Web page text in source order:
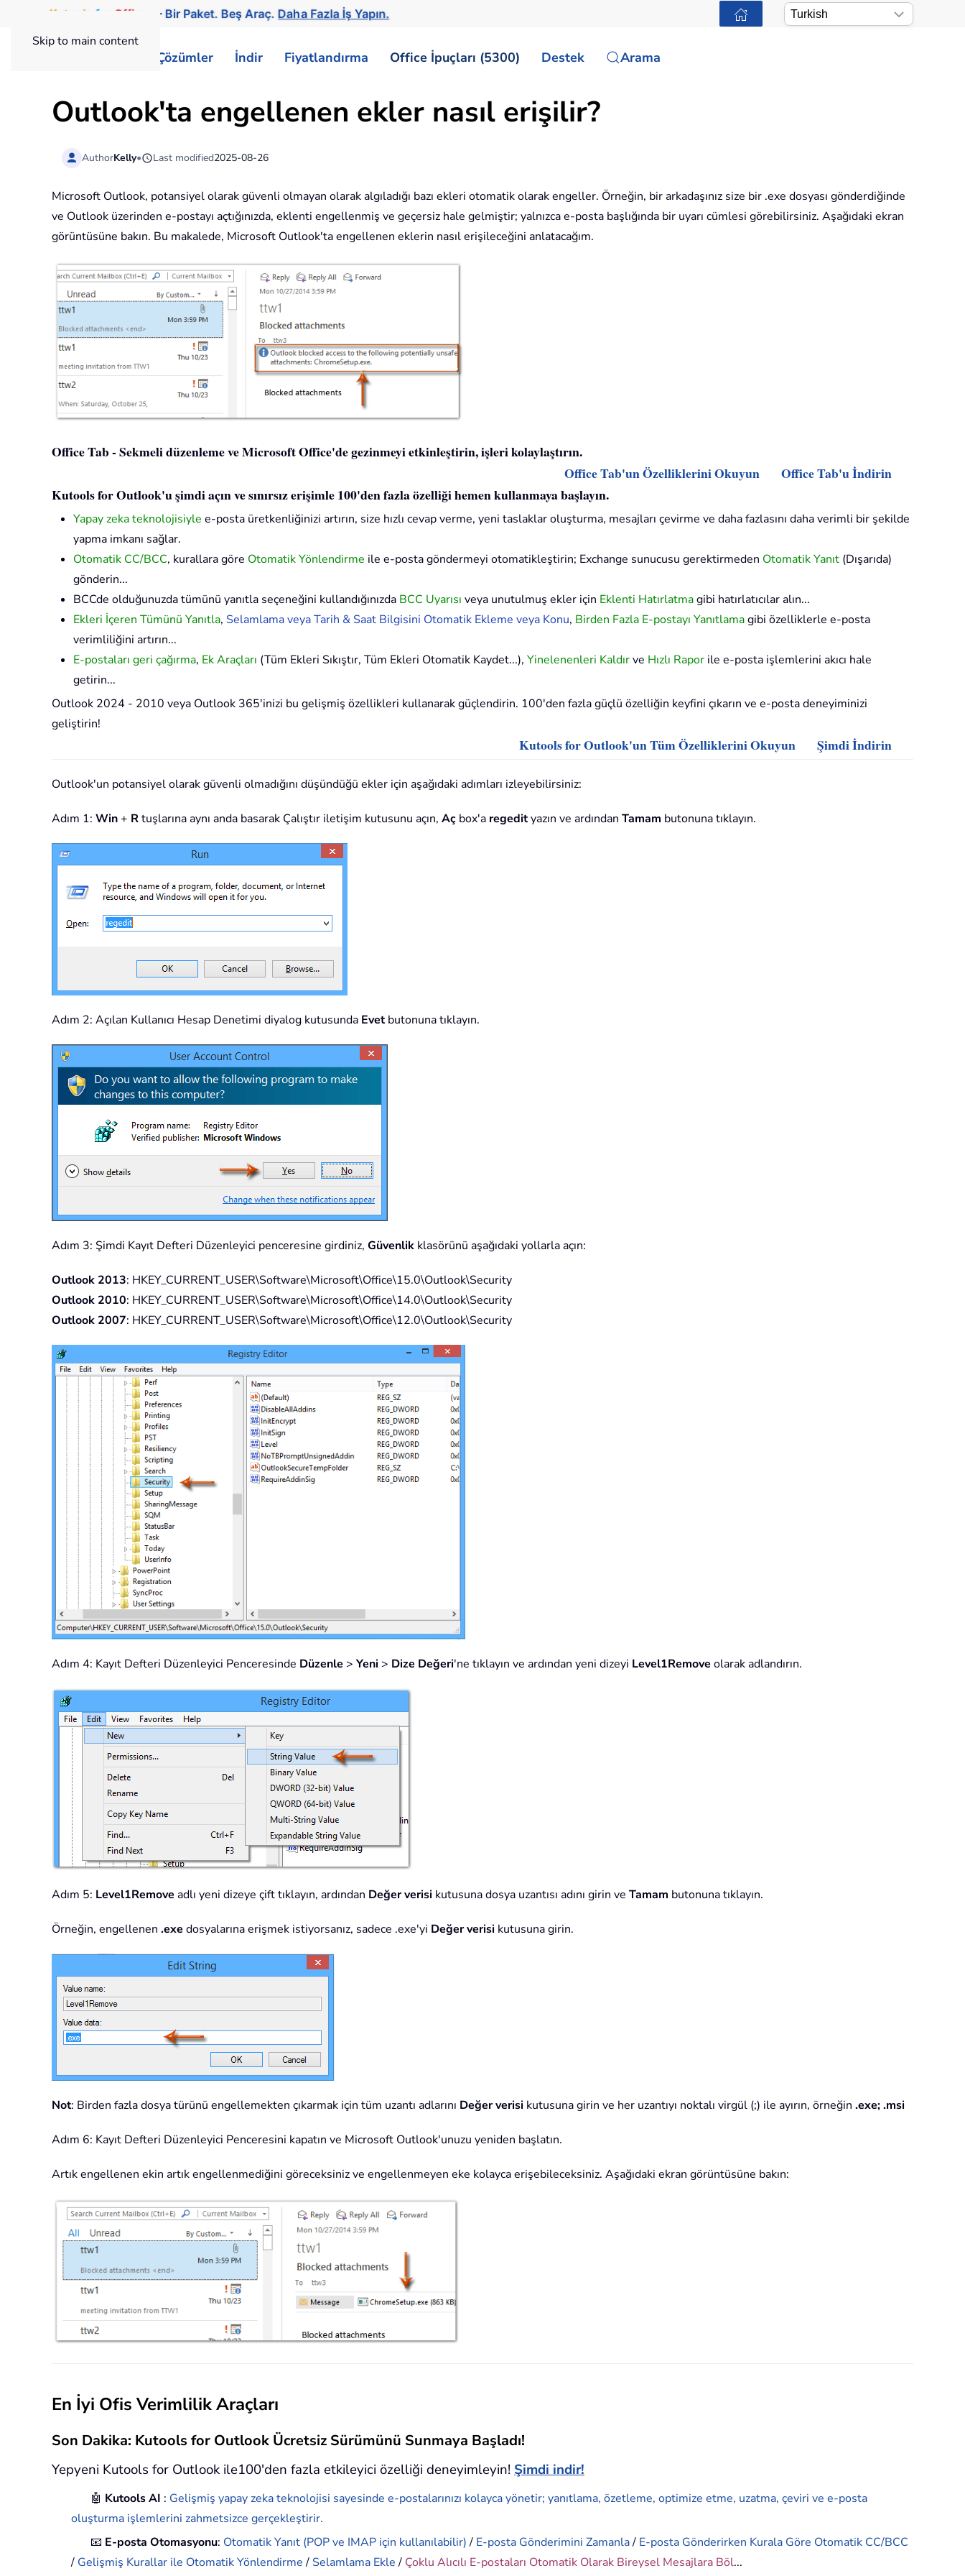
Skip to main content
Kutools for Office — Bir Paket. Beş Araç.Daha Fazla İş Yapın.
Çözümler İndir Fiyatlandırma Office İpuçları (5300) Destek Arama
Outlook'ta engellenen ekler nasıl erişilir?
AuthorKelly• Last modified2025-08-26
Microsoft Outlook, potansiyel olarak güvenli olmayan olarak algıladığı bazı ekleri otomatik olarak engeller. Örneğin, bir arkadaşınız size bir .exe dosyası gönderdiğinde
ve Outlook üzerinden e-postayı açtığınızda, eklenti engellenmiş ve geçersiz hale gelmiştir; yalnızca e-posta başlığında bir uyarı cümlesi görebilirsiniz. Aşağıdaki ekran
görüntüsüne bakın. Bu makalede, Microsoft Outlook'ta engellenen eklerin nasıl erişileceğini anlatacağım.
Office Tab - Sekmeli düzenleme ve Microsoft Office'de gezinmeyi etkinleştirin, işleri kolaylaştırın.
Office Tab'un Özelliklerini Okuyun
Office Tab'u İndirin
Kutools for Outlook'u şimdi açın ve sınırsız erişimle 100'den fazla özelliği hemen kullanmaya başlayın.
Yapay zeka teknolojisiyle e-posta üretkenliğinizi artırın, size hızlı cevap verme, yeni taslaklar oluşturma, mesajları çevirme ve daha fazlasını daha verimli bir şekilde
yapma imkanı sağlar.
Otomatik CC/BCC, kurallara göre Otomatik Yönlendirme ile e-posta göndermeyi otomatikleştirin; Exchange sunucusu gerektirmeden Otomatik Yanıt (Dışarıda)
gönderin...
BCCde olduğunuzda tümünü yanıtla seçeneğini kullandığınızda BCC Uyarısı veya unutulmuş ekler için Eklenti Hatırlatmagibi hatırlatıcılar alın...
Ekleri İçeren Tümünü Yanıtla, Selamlama veya Tarih & Saat Bilgisini Otomatik Ekleme veya Konu, Birden Fazla E-postayı Yanıtlamagibi özelliklerle e-posta
verimliliğini artırın...
E-postaları geri çağırma, Ek Araçları (Tüm Ekleri Sıkıştır, Tüm Ekleri Otomatik Kaydet...), Yinelenenleri Kaldırve Hızlı Rapor ile e-posta işlemlerini akıcı hale
getirin...
Outlook 2024 - 2010 veya Outlook 365'inizi bu gelişmiş özellikleri kullanarak güçlendirin. 100'den fazla güçlü özelliğin keyfini çıkarın ve e-posta deneyiminizi
geliştirin!
Kutools for Outlook'un Tüm Özelliklerini Okuyun Şimdi İndirin
Outlook'un potansiyel olarak güvenli olmadığını düşündüğü ekler için aşağıdaki adımları izleyebilirsiniz:
Adım 1: Win+ Rtuşlarına aynı anda basarak Çalıştır iletişim kutusunu açın, Aç box'a regedityazın ve ardından Tamam butonuna tıklayın.
Adım 2: Açılan Kullanıcı Hesap Denetimi diyalog kutusunda Evetbutonuna tıklayın.
Adım 3: Şimdi Kayıt Defteri Düzenleyici penceresine girdiniz, Güvenlik klasörünü aşağıdaki yollarla açın:
Outlook 2013: HKEY_CURRENT_USER\Software\Microsoft\Office\15.0\Outlook\Security
Outlook 2010: HKEY_CURRENT_USER\Software\Microsoft\Office\14.0\Outlook\Security
Outlook 2007: HKEY_CURRENT_USER\Software\Microsoft\Office\12.0\Outlook\Security
Adım 4: Kayıt Defteri Düzenleyici Penceresinde Düzenle > Yeni > Dize Değeri'ne tıklayın ve ardından yeni dizeyi Level1Remove olarak adlandırın.
Adım 5: Level1Remove adlı yeni dizeye çift tıklayın, ardından Değer verisi kutusuna dosya uzantısı adını girin ve Tamam butonuna tıklayın.
Örneğin, engellenen .exe dosyalarına erişmek istiyorsanız, sadece .exe'yi Değer verisi kutusuna girin.
Not: Birden fazla dosya türünü engellemekten çıkarmak için tüm uzantı adlarını Değer verisi kutusuna girin ve her uzantıyı noktalı virgül (;) ile ayırın, örneğin .exe; .msi
Adım 6: Kayıt Defteri Düzenleyici Penceresini kapatın ve Microsoft Outlook'unuzu yeniden başlatın.
Artık engellenen ekin artık engellenmediğini göreceksiniz ve engellenmeyen eke kolayca erişebileceksiniz. Aşağıdaki ekran görüntüsüne bakın:
En İyi Ofis Verimlilik Araçları
Son Dakika: Kutools for Outlook Ücretsiz Sürümünü Sunmaya Başladı!
Yepyeni Kutools for Outlook ile100'den fazla etkileyici özelliği deneyimleyin! Şimdi indir!
🤖 Kutools AI : Gelişmiş yapay zeka teknolojisi sayesinde e-postalarınızı kolayca yönetir; yanıtlama, özetleme, optimize etme, uzatma, çeviri ve e-posta
oluşturma işlemlerini zahmetsizce gerçekleştirir.
📧 E-posta Otomasyonu: Otomatik Yanıt (POP ve IMAP için kullanılabilir)/ E-posta Gönderimini Zamanla/ E-posta Gönderirken Kurala Göre Otomatik CC/BCC
/ Gelişmiş Kurallar ile Otomatik Yönlendirme/ Selamlama Ekle/ Çoklu Alıcılı E-postaları Otomatik Olarak Bireysel Mesajlara Böl...